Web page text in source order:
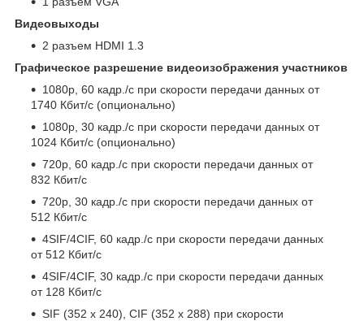
Видеовыходы
2 разъем HDMI 1.3
Графическое разрешение видеоизображения участников
1080p, 60 кадр./с при скорости передачи данных от
1740 Кбит/с (опционально)
1080p, 30 кадр./с при скорости передачи данных от
1024 Кбит/с (опционально)
720p, 60 кадр./с при скорости передачи данных от
832 Кбит/с
720p, 30 кадр./с при скорости передачи данных от
512 Кбит/с
4SIF/4CIF, 60 кадр./с при скорости передачи данных
от 512 Кбит/с
4SIF/4CIF, 30 кадр./с при скорости передачи данных
от 128 Кбит/с
SIF (352 x 240), CIF (352 x 288) при скорости